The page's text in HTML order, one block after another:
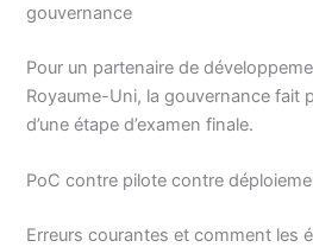
gouvernance
Pour un partenaire de
Royaume-Uni, la gouvernance fait
d’une étape d’examen finale.
PoC contre pilote contre
Erreurs courantes et comment les